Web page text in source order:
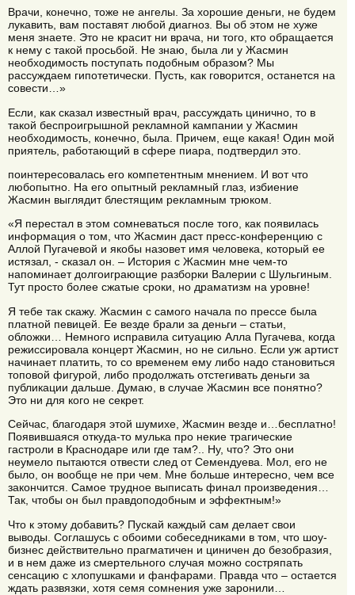
Врачи, конечно, тоже не ангелы. За хорошие деньги, не будем
лукавить, вам поставят любой диагноз. Вы об этом не хуже
меня знаете. Это не красит ни врача, ни того, кто обращается
к нему с такой просьбой. Не знаю, была ли у Жасмин
необходимость поступать подобным образом? Мы
рассуждаем гипотетически. Пусть, как говорится, останется на
совести…»
Если, как сказал известный врач, рассуждать цинично, то в
такой беспроигрышной рекламной кампании у Жасмин
необходимость, конечно, была. Причем, еще какая! Один мой
приятель, работающий в сфере пиара, подтвердил это.
поинтересовалась его компетентным мнением. И вот что
любопытно. На его опытный рекламный глаз, избиение
Жасмин выглядит блестящим рекламным трюком.
«Я перестал в этом сомневаться после того, как появилась
информация о том, что Жасмин даст пресс-конференцию с
Аллой Пугачевой и якобы назовет имя человека, который ее
истязал, - сказал он. – История с Жасмин мне чем-то
напоминает долгоиграющие разборки Валерии с Шульгиным.
Тут просто более сжатые сроки, но драматизм на уровне!
Я тебе так скажу. Жасмин с самого начала по прессе была
платной певицей. Ее везде брали за деньги – статьи,
обложки… Немного исправила ситуацию Алла Пугачева, когда
режиссировала концерт Жасмин, но не сильно. Если уж артист
начинает платить, то со временем ему либо надо становиться
топовой фигурой, либо продолжать отстегивать деньги за
публикации дальше. Думаю, в случае Жасмин все понятно?
Это ни для кого не секрет.
Сейчас, благодаря этой шумихе, Жасмин везде и…бесплатно!
Появившаяся откуда-то мулька про некие трагические
гастроли в Краснодаре или где там?.. Ну, что? Это они
неумело пытаются отвести след от Семендуева. Мол, его не
было, он вообще не при чем. Мне больше интересно, чем все
закончится. Самое трудное выписать финал произведения…
Так, чтобы он был правдоподобным и эффектным!»
Что к этому добавить? Пускай каждый сам делает свои
выводы. Соглашусь с обоими собеседниками в том, что шоу-
бизнес действительно прагматичен и циничен до безобразия,
и в нем даже из смертельного случая можно состряпать
сенсацию с хлопушками и фанфарами. Правда что – остается
ждать развязки, хотя семя сомнения уже заронили…